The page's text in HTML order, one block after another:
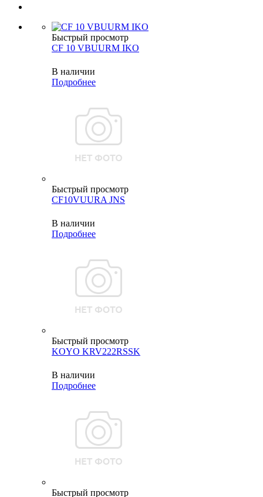
Быстрый просмотр
CF 10 VBUURM IKO
В наличии
Подробнее
Быстрый просмотр
CF10VUURA JNS
В наличии
Подробнее
Быстрый просмотр
KOYO KRV222RSSK
В наличии
Подробнее
Быстрый просмотр